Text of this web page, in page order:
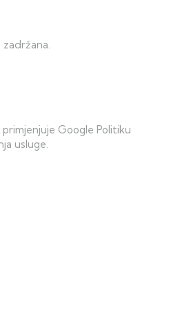
zadržana.
Google Politiku
usluge.